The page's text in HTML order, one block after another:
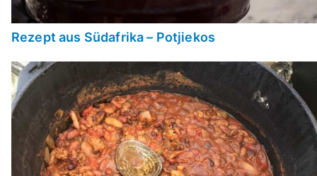
Rezept aus Südafrika – Potjiekos